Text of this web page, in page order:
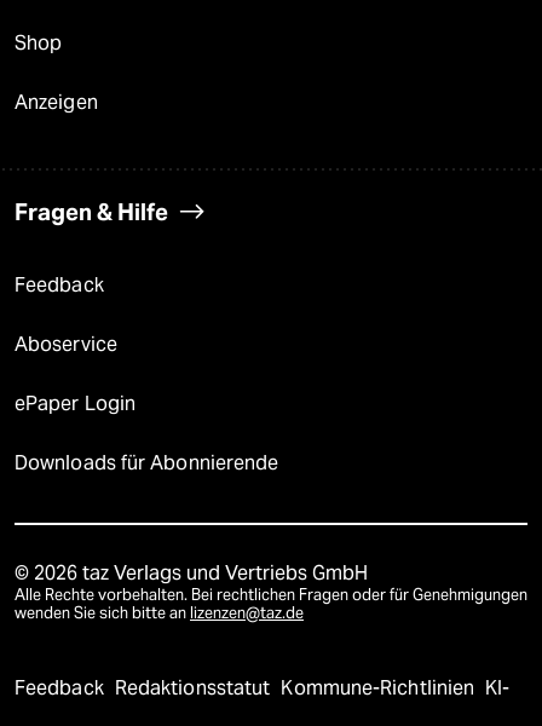
Shop
Anzeigen
Fragen & Hilfe
Feedback
Aboservice
ePaper Login
Downloads für Abonnierende
© 2026 taz Verlags und Vertriebs GmbH
Alle Rechte vorbehalten. Bei rechtlichen Fragen oder für Genehmigungen
wenden Sie sich bitte an lizenzen@taz.de
Feedback Redaktionsstatut Kommune-Richtlinien KI-